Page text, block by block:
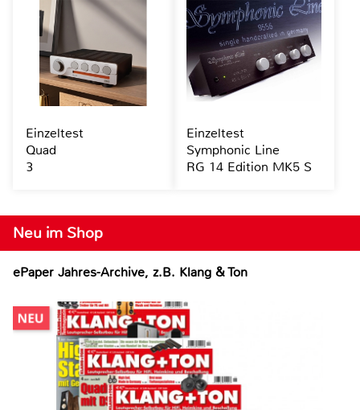
Neu im Shop
ePaper Jahres-Archive, z.B. Klang & Ton
Einzeltest
Quad
3
Einzeltest
Symphonic Line
RG 14 Edition MK5 S